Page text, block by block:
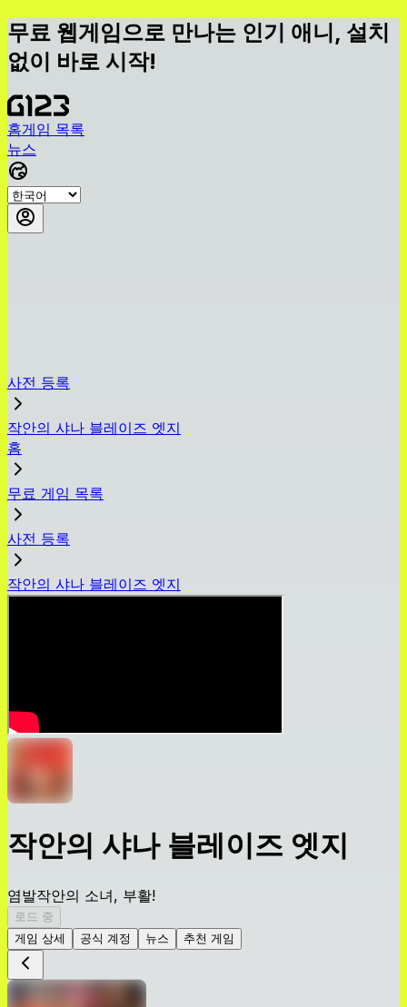
무료 웹게임으로 만나는 인기 애니, 설치
없이 바로 시작!
홈게임 목록
뉴스
사전 등록
작안의 샤나 블레이즈 엣지
홈
무료 게임 목록
사전 등록
작안의 샤나 블레이즈 엣지
작안의 샤나 블레이즈 엣지
염발작안의 소녀, 부활!
로드 중
게임 상세
공식 계정 뉴스 추천 게임